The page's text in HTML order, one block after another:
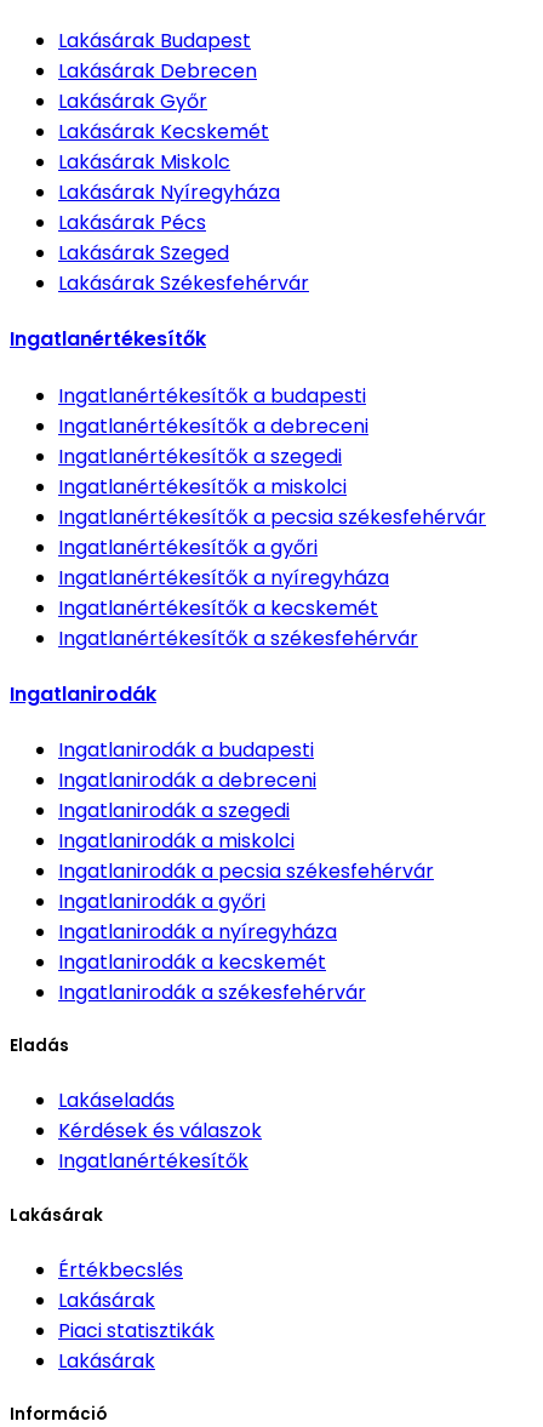
Lakásárak Budapest
Lakásárak Debrecen
LakásárakGyőr
Lakásárak Kecskemét
Lakásárak Miskolc
Lakásárak Nyíregyháza
Lakásárak Pécs
LakásárakSzeged
LakásárakSzékesfehérvár
Ingatlanértékesítők
Ingatlanértékesítőka budapesti
Ingatlanértékesítőka debreceni
Ingatlanértékesítőka szegedi
Ingatlanértékesítőka miskolci
Ingatlanértékesítőka pecsia székesfehérvár
Ingatlanértékesítőka győri
Ingatlanértékesítőka nyíregyháza
Ingatlanértékesítőka kecskemét
Ingatlanértékesítőka székesfehérvár
Ingatlanirodák
Ingatlanirodáka budapesti
Ingatlanirodáka debreceni
Ingatlanirodáka szegedi
Ingatlanirodáka miskolci
Ingatlanirodáka pecsia székesfehérvár
Ingatlanirodáka győri
Ingatlanirodáka nyíregyháza
Ingatlanirodáka kecskemét
Ingatlanirodáka székesfehérvár
Eladás
Lakáseladás
Kérdések és válaszok
Ingatlanértékesítők
Lakásárak
Értékbecslés
Lakásárak
Piaci statisztikák
Lakásárak
Információ